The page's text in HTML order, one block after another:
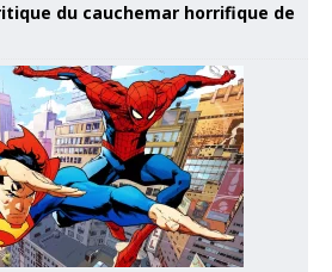
du cauchemar horrifique de